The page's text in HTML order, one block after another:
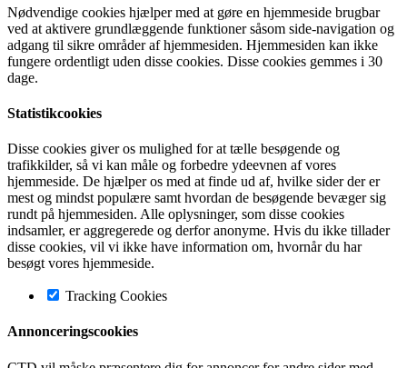
Nødvendige cookies hjælper med at gøre en hjemmeside brugbar
ved at aktivere grundlæggende funktioner såsom side-navigation og
adgang til sikre områder af hjemmesiden. Hjemmesiden kan ikke
fungere ordentligt uden disse cookies. Disse cookies gemmes i 30
dage.
Statistikcookies
Disse cookies giver os mulighed for at tælle besøgende og
trafikkilder, så vi kan måle og forbedre ydeevnen af vores
hjemmeside. De hjælper os med at finde ud af, hvilke sider der er
mest og mindst populære samt hvordan de besøgende bevæger sig
rundt på hjemmesiden. Alle oplysninger, som disse cookies
indsamler, er aggregerede og derfor anonyme. Hvis du ikke tillader
disse cookies, vil vi ikke have information om, hvornår du har
besøgt vores hjemmeside.
Tracking Cookies
Annonceringscookies